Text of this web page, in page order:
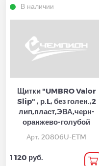
В наличии
Щитки "UMBRO Valor
Slip" , р.L, без голен.,2
лип,пласт,ЭВА,черн-
оранжево-голубой
Арт. 20806U-ETM
1 120 руб.